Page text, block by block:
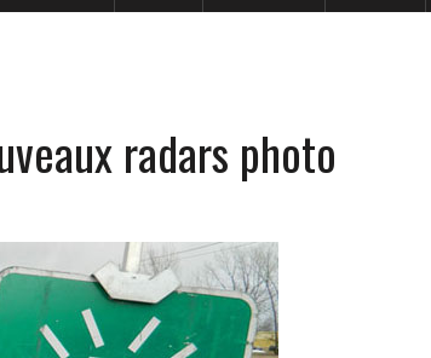
radars photo